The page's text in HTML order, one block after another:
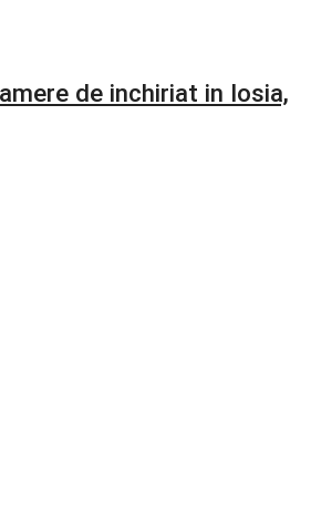
de inchiriat in Iosia,